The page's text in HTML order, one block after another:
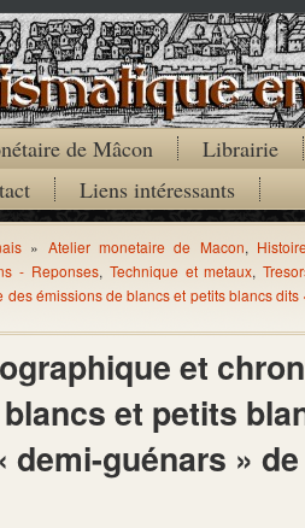
de Mâcon
Librairie
Liens intéressants
» Atelier monetaire de Macon,
- Reponses, Technique et metaux,
émissions de blancs et petits blancs
et
et petits
demi-guénars »